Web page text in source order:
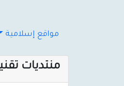
مواقع إسلامية
منتديات